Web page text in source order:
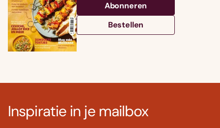
Abonneren
Bestellen
Inspiratie in je mailbox